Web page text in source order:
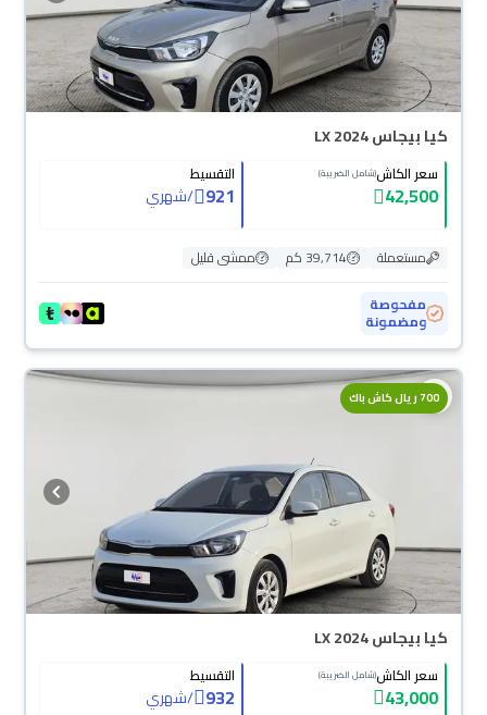
كيا بيجاس LX 2024
سعر الكاش(شامل الضريبة)
42,500
التقسيط
921
/شهري
مستعملة 39,714 كم
ممشى قليل
مفحوصة
ومضمونة
700 ريال كاش باك
كيا بيجاس LX 2024
سعر الكاش(شامل الضريبة)
43,000
التقسيط
932
/شهري